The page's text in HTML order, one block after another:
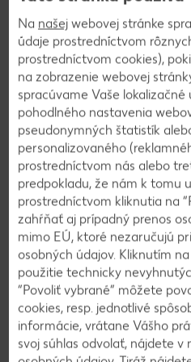
1
Špenát necháme
štipkou soli do peny.
do pečiva a striedavo s
vmiešame do vaječnej
2
Cibuľu ošúpeme a
a rozštvrtíme cherry
na 1 polievkovej lyžici
paradajkový pretlak a
a dochutíme soľou a
3
Na našej webovej stránke
údaje prostredníctvom
prostredníctvom cookies),
na zobrazenie webovej
spracúvame Vaše
pohodlného nastavenia
pseudonymných štatistík
personalizovaného
prostredníctvom nás alebo
predpokladu, že nám k tomu
prostredníctvom kliknutia na
zahŕňať aj prípadný prenos
mimo EÚ, ktoré nezaručujú
osobných údajov. Kliknutím
použitie technicky
“Povoliť vybrané” môžete
cookies, resp. jednotlivé
informácie, vrátane Vášho
svoj súhlas odvolať, nájdete v